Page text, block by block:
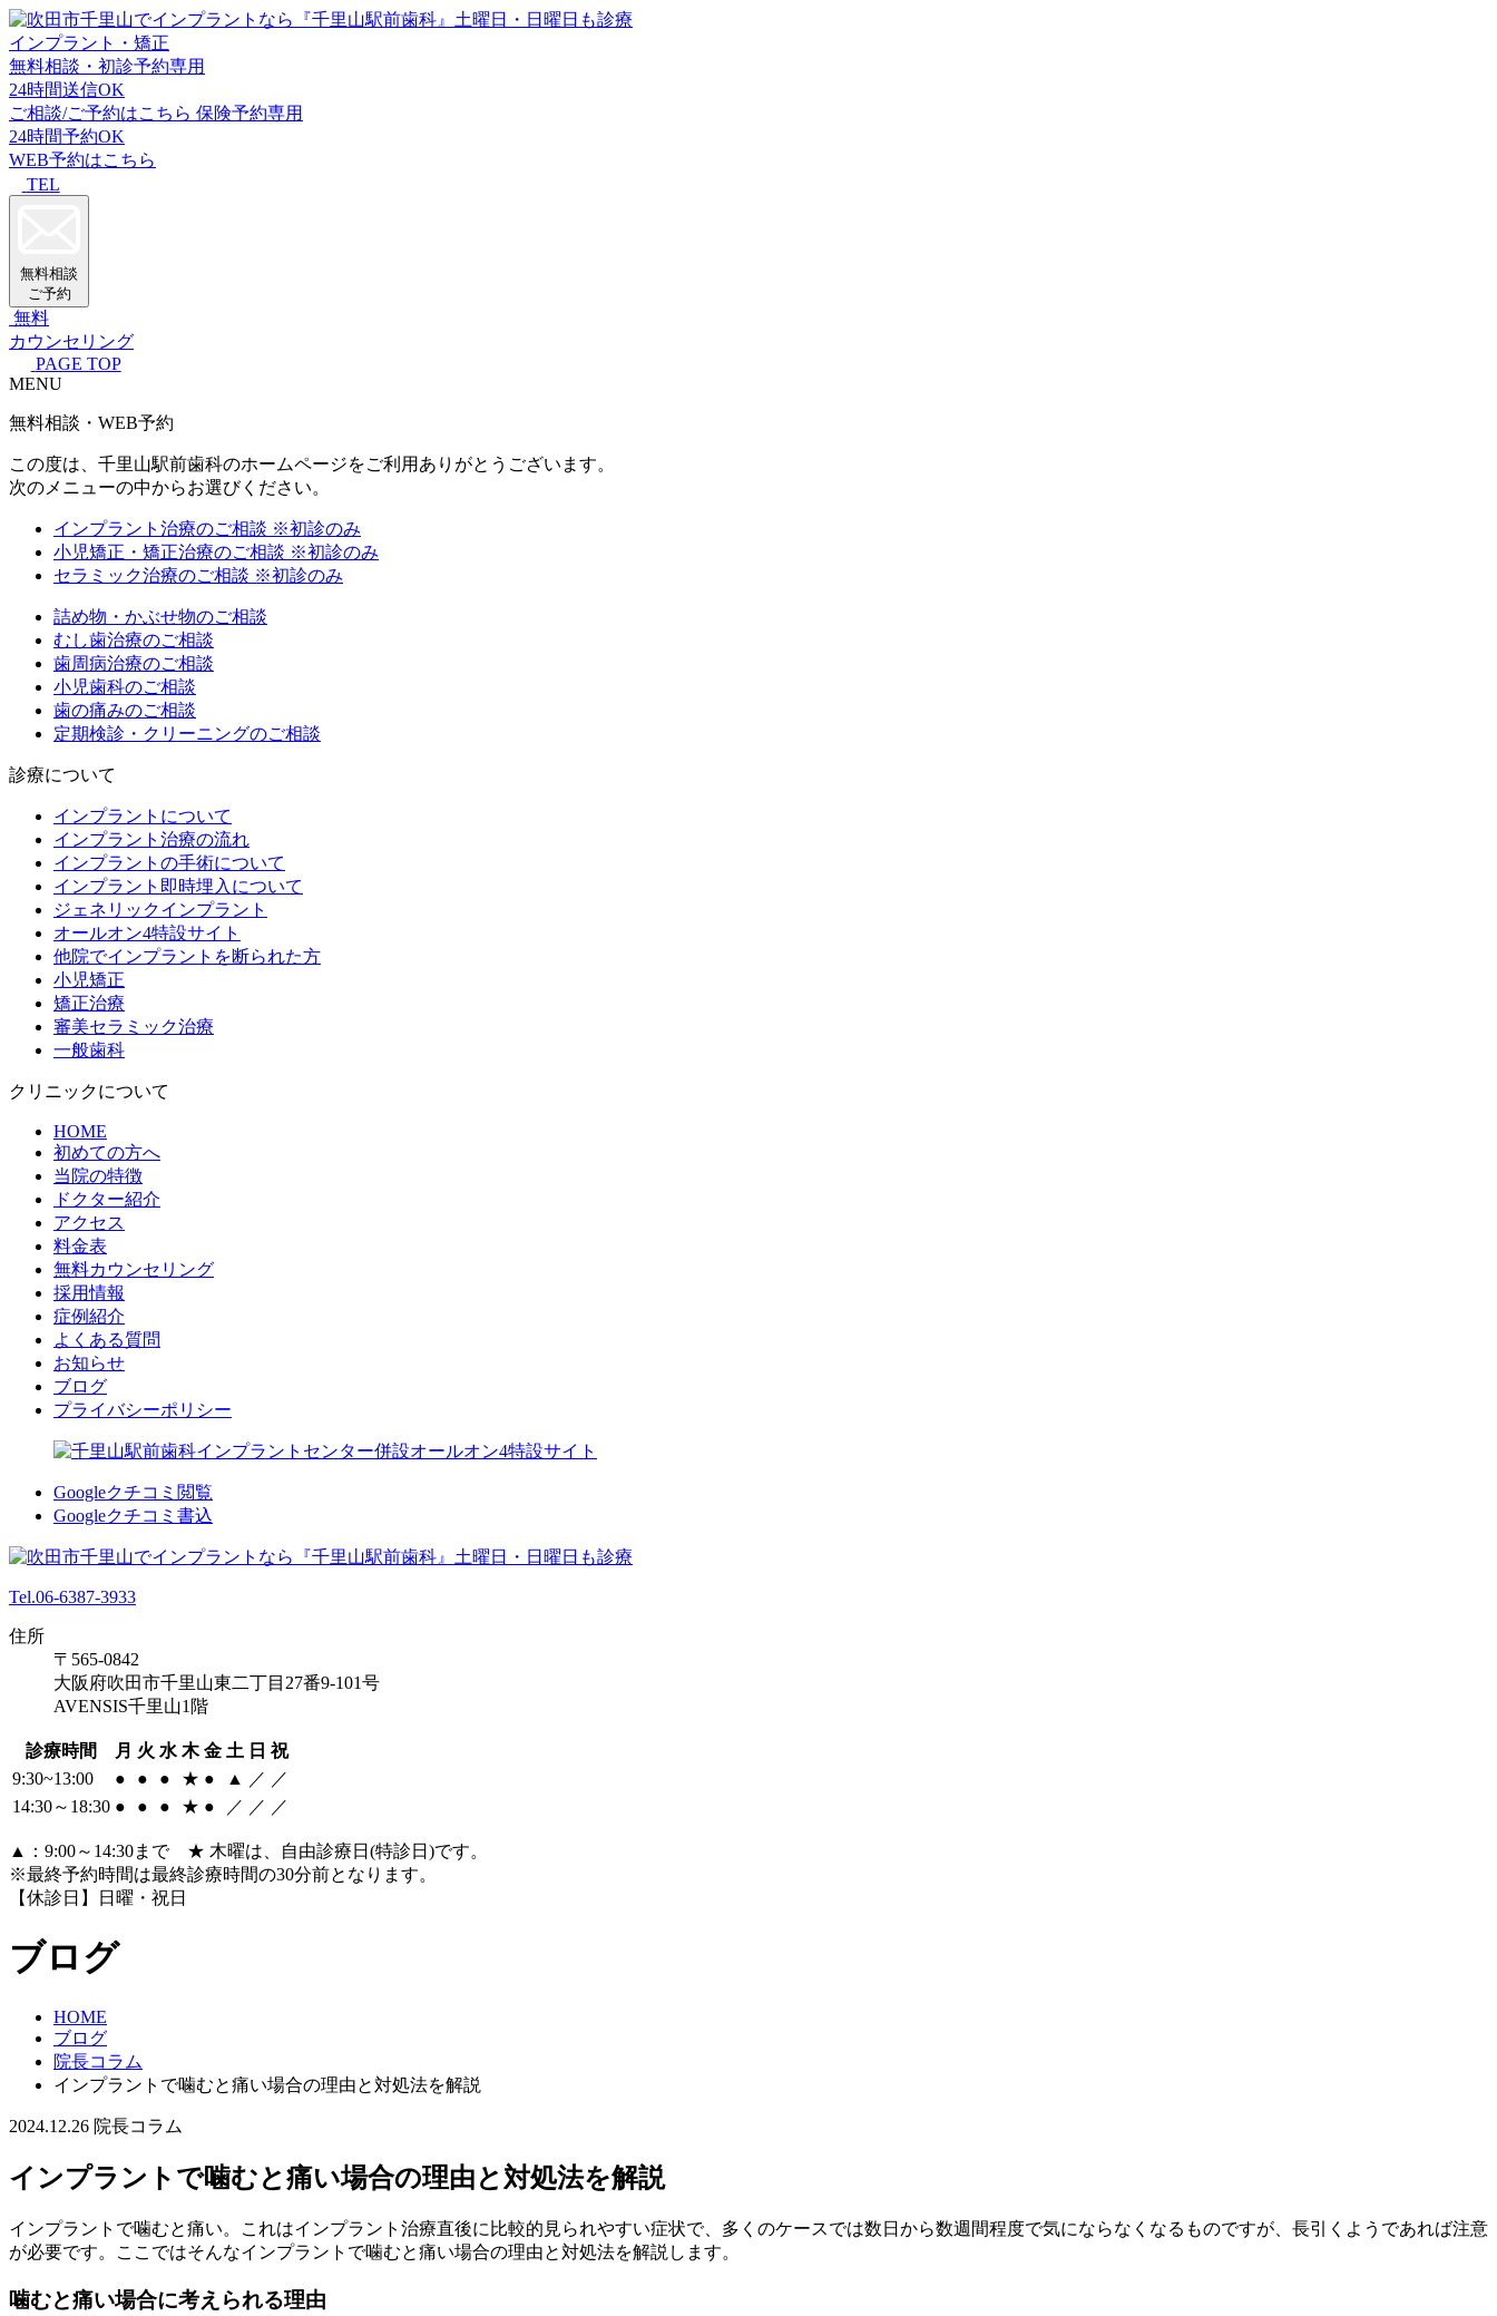
インプラント・矯正
無料相談・初診予約専用
24時間送信OK
ご相談/ご予約はこちら 保険予約専用
24時間予約OK
WEB予約はこちら
TEL
無料相談
ご予約
無料
カウンセリング
PAGE TOP
MENU
無料相談・WEB予約
この度は、千里山駅前歯科のホームページをご利用ありがとうございます。
次のメニューの中からお選びください。
インプラント治療のご相談 ※初診のみ
小児矯正・矯正治療のご相談 ※初診のみ
セラミック治療のご相談 ※初診のみ
詰め物・かぶせ物のご相談
むし歯治療のご相談
歯周病治療のご相談
小児歯科のご相談
歯の痛みのご相談
定期検診・クリーニングのご相談
診療について
インプラントについて
インプラント治療の流れ
インプラントの手術について
インプラント即時埋入について
ジェネリックインプラント
オールオン4特設サイト
他院でインプラントを断られた方
小児矯正
矯正治療
審美セラミック治療
一般歯科
クリニックについて
HOME
初めての方へ
当院の特徴
ドクター紹介
アクセス
料金表
無料カウンセリング
採用情報
症例紹介
よくある質問
お知らせ
ブログ
プライバシーポリシー
Googleクチコミ閲覧
Googleクチコミ書込
Tel.06-6387-3933
住所
〒565-0842
大阪府吹田市千里山東二丁目27番9-101号
AVENSIS千里山1階
診療時間 月 火 水 木 金 土 日 祝
9:30~13:00
● ● ● ★ ● ▲ ／ ／
14:30～18:30 ● ● ● ★ ● ／ ／ ／
▲：9:00～14:30まで ★ 木曜は、自由診療日(特診日)です。
※最終予約時間は最終診療時間の30分前となります。
【休診日】日曜・祝日
ブログ
HOME
ブログ
院長コラム
インプラントで噛むと痛い場合の理由と対処法を解説
2024.12.26 院長コラム
インプラントで噛むと痛い場合の理由と対処法を解説
インプラントで噛むと痛い。これはインプラント治療直後に比較的見られやすい症状で、多くのケースでは数日から数週間程度で気にならなくなるものですが、長引くようであれば注意
が必要です。ここではそんなインプラントで噛むと痛い場合の理由と対処法を解説します。
噛むと痛い場合に考えられる理由